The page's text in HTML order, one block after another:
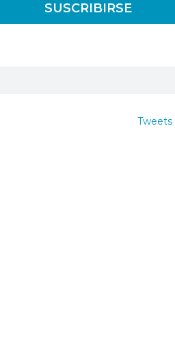
Tweets